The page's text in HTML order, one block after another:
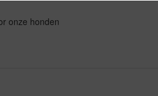
onze honden